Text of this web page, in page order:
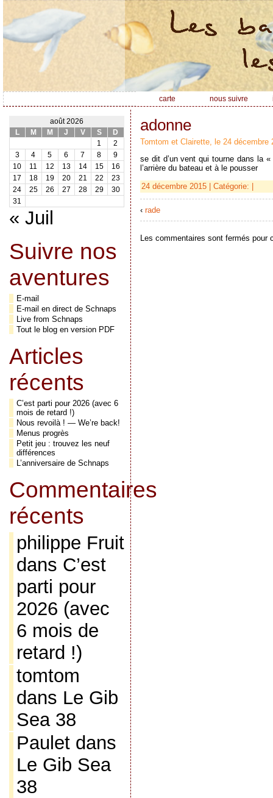
carte nous suivre
août 2026
L
M M J V S
D
1
2
3
4 5 6 7 8
9
10
11 12 13 14 15
16
17
18 19 20 21 22
23
24
25 26 27 28 29
30
31
« Juil
Suivre nos
aventures
E-mail
E-mail en direct de Schnaps
Live from Schnaps
Tout le blog en version PDF
Articles
récents
C’est parti pour 2026 (avec 6
mois de retard !)
Nous revoilà ! — We’re back!
Menus progrès
Petit jeu : trouvez les neuf
différences
L’anniversaire de Schnaps
Commentaires
récents
philippe Fruit
dans C’est
parti pour
2026 (avec
6 mois de
retard !)
tomtom
dans Le Gib
Sea 38
Pauletdans
Le Gib Sea
38
adonne
Tomtom et Clairette, le 24 décembre
se dit d’un vent qui tourne dans la
l’arrière du bateau et à le pousser
24 décembre 2015 | Catégorie: |
‹ rade
Les commentaires sont fermés pour